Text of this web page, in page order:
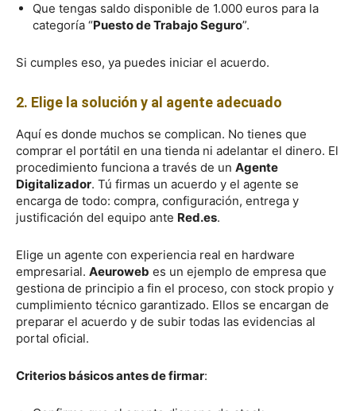
Que tengas saldo disponible de 1.000 euros para la
categoría “Puesto de Trabajo Seguro”.
Si cumples eso, ya puedes iniciar el acuerdo.
2. Elige la solución y al agente adecuado
Aquí es donde muchos se complican. No tienes que
comprar el portátil en una tienda ni adelantar el dinero. El
procedimiento funciona a través de un Agente
Digitalizador. Tú firmas un acuerdo y el agente se
encarga de todo: compra, configuración, entrega y
justificación del equipo ante Red.es.
Elige un agente con experiencia real en hardware
empresarial. Aeuroweb es un ejemplo de empresa que
gestiona de principio a fin el proceso, con stock propio y
cumplimiento técnico garantizado. Ellos se encargan de
preparar el acuerdo y de subir todas las evidencias al
portal oficial.
Criterios básicos antes de firmar: